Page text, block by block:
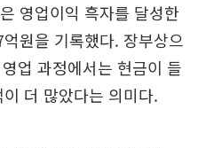
영업이익 흑자를 달성한
원을 기록했다. 장부상으
업 과정에서는 현금이 들
더 많았다는 의미다.